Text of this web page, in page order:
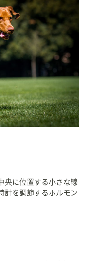
央に位置する小さな線
計を調節するホルモン